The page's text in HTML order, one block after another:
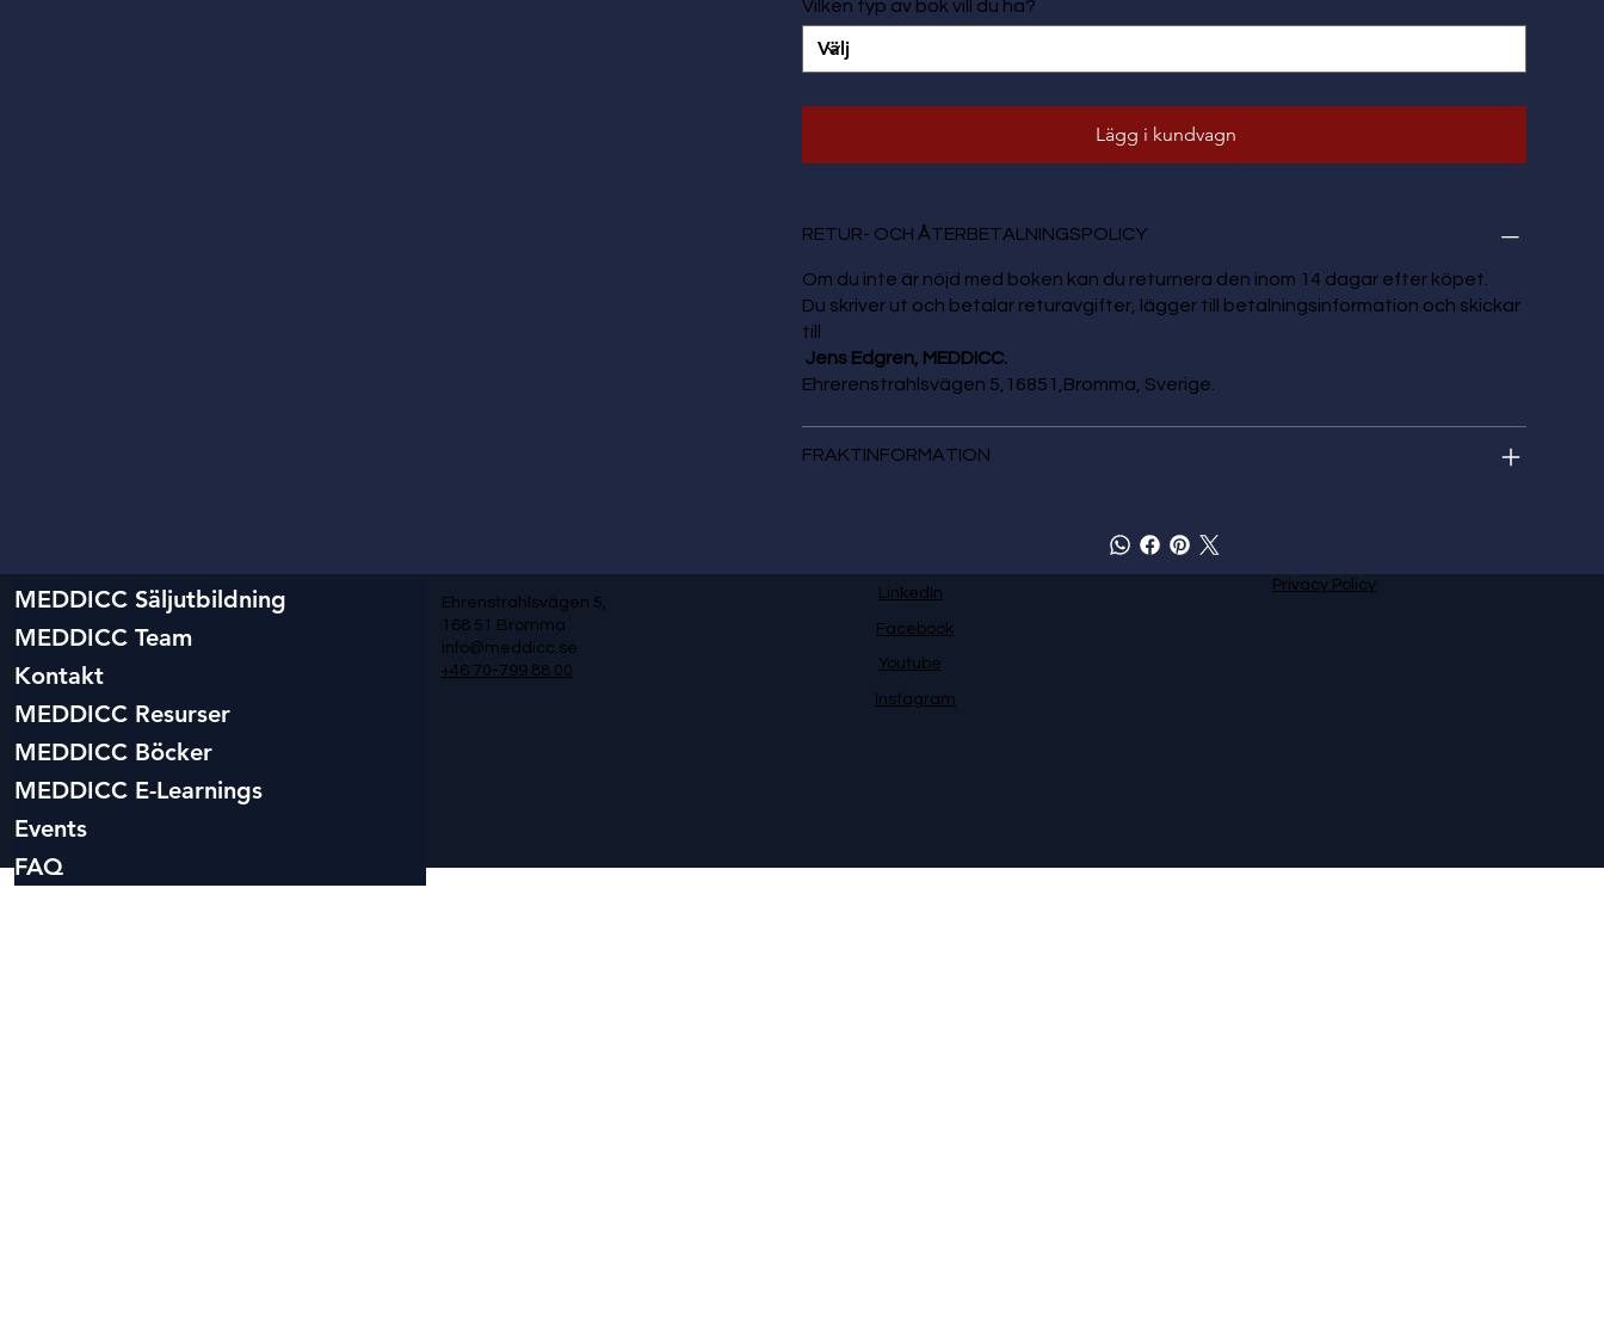
Vilken typ av bok vill du ha?
Lägg i kundvagn
RETUR- OCH ÅTERBETALNINGSPOLICY
Om du inte är nöjd med boken kan du returnera den inom 14 dagar efter köpet.
Du skriver ut och betalar returavgifter, lägger till betalningsinformation och skickar
till
Jens Edgren, MEDDICC.
Ehrerenstrahlsvägen 5,16851,Bromma, Sverige.
FRAKTINFORMATION
MEDDICC Säljutbildning
MEDDICC Team
Kontakt
MEDDICC Resurser
MEDDICC Böcker
MEDDICC E-Learnings
Events
FAQ
Ehrenstrahlsvägen 5,
168 51 Bromma
info@meddicc.se
+46 70-799 88 00
Facebook
LinkedIn
Instagram
Youtube
Privacy Policy